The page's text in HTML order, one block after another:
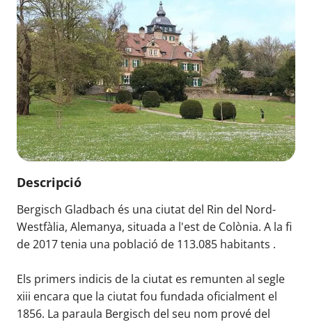
Descripció
Bergisch Gladbach és una ciutat del Rin del Nord-
Westfàlia, Alemanya, situada a l'est de Colònia. A la fi
de 2017 tenia una població de 113.085 habitants .
Els primers indicis de la ciutat es remunten al segle
xiii encara que la ciutat fou fundada oficialment el
1856. La paraula Bergisch del seu nom prové del